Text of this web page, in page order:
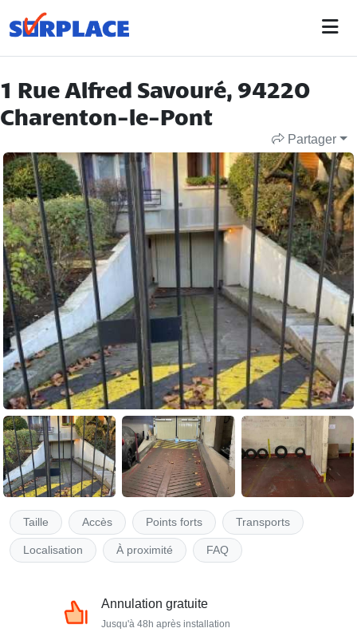
1 Rue Alfred Savouré, 94220
Charenton-le-Pont
Partager
Taille Accès Points forts Transports
Localisation À proximité FAQ
Annulation gratuite
Jusqu'à 48h après installation